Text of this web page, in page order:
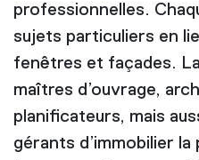
professionnelles.
sujets particuliers en
fenêtres et façades.
maîtres d’ouvrage,
planificateurs, mais
gérants d’immobilier